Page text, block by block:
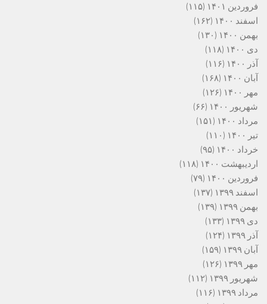
فروردین ۱۴۰۱
(۱۱۵)
اسفند ۱۴۰۰
(۱۶۲)
بهمن ۱۴۰۰
(۱۳۰)
دی ۱۴۰۰
(۱۱۸)
آذر ۱۴۰۰
(۱۱۶)
آبان ۱۴۰۰
(۱۶۸)
مهر ۱۴۰۰
(۱۲۶)
شهریور ۱۴۰۰
(۶۶)
مرداد ۱۴۰۰
(۱۵۱)
تیر ۱۴۰۰
(۱۱۰)
خرداد ۱۴۰۰
(۹۵)
اردیبهشت ۱۴۰۰
(۱۱۸)
فروردین ۱۴۰۰
(۷۹)
اسفند ۱۳۹۹
(۱۳۷)
بهمن ۱۳۹۹
(۱۳۹)
دی ۱۳۹۹
(۱۳۳)
آذر ۱۳۹۹
(۱۲۴)
آبان ۱۳۹۹
(۱۵۹)
مهر ۱۳۹۹
(۱۲۶)
شهریور ۱۳۹۹
(۱۱۲)
مرداد ۱۳۹۹
(۱۱۶)